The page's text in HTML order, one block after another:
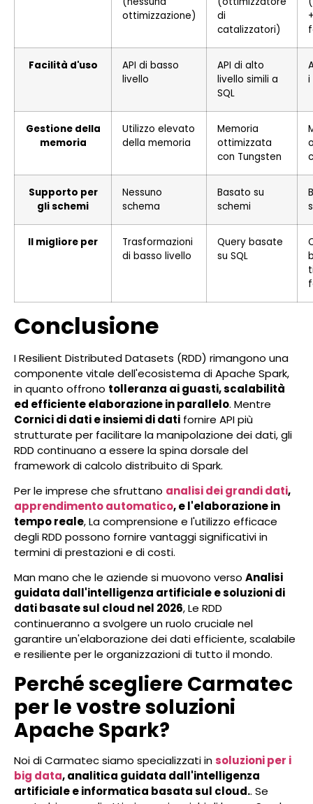
ottimizzazione)
di
catalizzatori)
Facilità d'uso
API di basso
livello
API di alto
livello simili a
SQL
i
Gestione della
memoria
Utilizzo elevato
della memoria
Memoria
ottimizzata
con Tungsten
Supporto per
gli schemi
Nessuno
schema
Basato su
schemi
Il migliore per
Trasformazioni
di basso livello
Query basate
su SQL
Conclusione
I Resilient Distributed Datasets (RDD) rimangono una
componente vitale dell'ecosistema di Apache Spark,
in quanto offrono tolleranza ai guasti, scalabilità
ed efficiente elaborazione in parallelo. Mentre
Cornici di dati e insiemi di dati fornire API più
strutturate per facilitare la manipolazione dei dati, gli
RDD continuano a essere la spina dorsale del
framework di calcolo distribuito di Spark.
Per le imprese che sfruttano analisi dei grandi dati,
apprendimento automatico, e l'elaborazione in
tempo reale, La comprensione e l'utilizzo efficace
degli RDD possono fornire vantaggi significativi in
termini di prestazioni e di costi.
Man mano che le aziende si muovono verso Analisi
guidata dall'intelligenza artificiale e soluzioni di
dati basate sul cloud nel 2026, Le RDD
continueranno a svolgere un ruolo cruciale nel
garantire un'elaborazione dei dati efficiente, scalabile
e resiliente per le organizzazioni di tutto il mondo.
Perché scegliere Carmatec
per le vostre soluzioni
Apache Spark?
Noi di Carmatec siamo specializzati insoluzioni per i
big data, analitica guidata dall'intelligenza
artificiale e informatica basata sul cloud.. Se